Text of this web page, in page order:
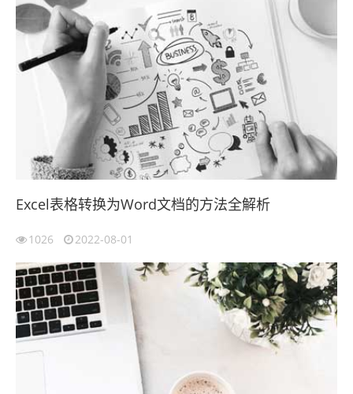
Excel表格转换为Word文档的方法全解析
1026 2022-08-01